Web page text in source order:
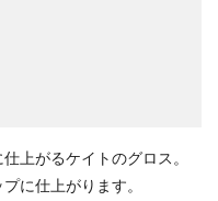
上がるケイトのグロス。
に仕上がります。